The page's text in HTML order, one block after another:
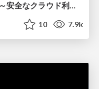
クラウドセキュリティ入門 ～安全なクラウド利用のための基礎知識～
10 7.9k